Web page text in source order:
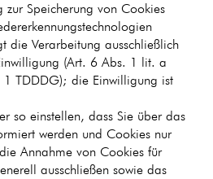
zur Speicherung von Cookies
die Verarbeitung ausschließlich
(Art. 6 Abs. 1 lit. a
TDDDG); die Einwilligung ist
so einstellen, dass Sie über das
werden und Cookies nur
Annahme von Cookies für
ausschließen sowie das